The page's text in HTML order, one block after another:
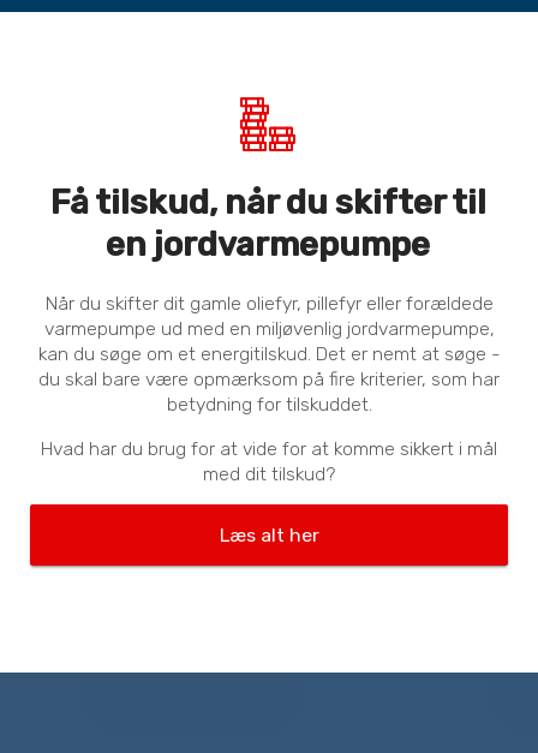
Få tilskud, når du skifter til
en jordvarmepumpe
Når du skifter dit gamle oliefyr, pillefyr eller forældede
varmepumpe ud med en miljøvenlig jordvarmepumpe,
kan du søge om et energitilskud. Det er nemt at søge -
du skal bare være opmærksom på fire kriterier, som har
betydning for tilskuddet.
Hvad har du brug for at vide for at komme sikkert i mål
med dit tilskud?
Læs alt her